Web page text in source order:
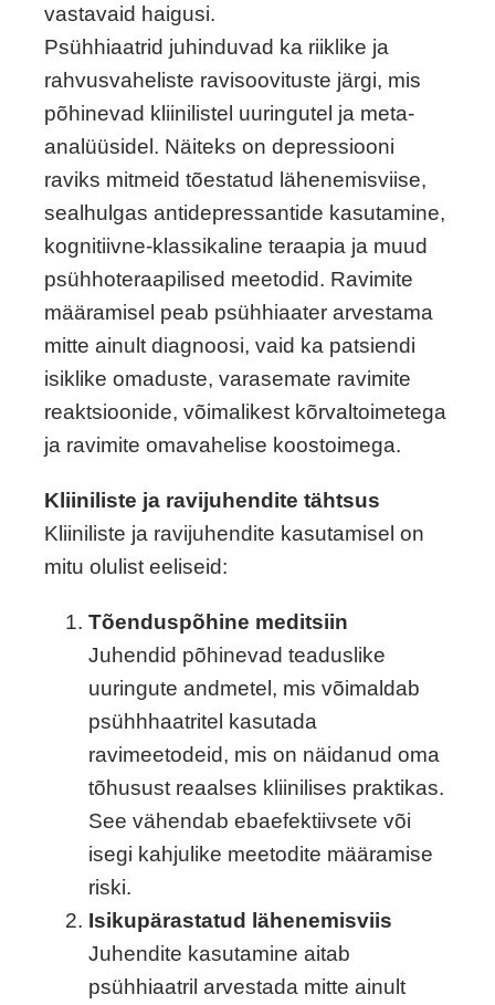
vastavaid haigusi.
Psühhiaatrid juhinduvad ka riiklike ja
rahvusvaheliste ravisoovituste järgi, mis
põhinevad kliinilistel uuringutel ja meta-
analüüsidel. Näiteks on depressiooni
raviks mitmeid tõestatud lähenemisviise,
sealhulgas antidepressantide kasutamine,
kognitiivne-klassikaline teraapia ja muud
psühhoteraapilised meetodid. Ravimite
määramisel peab psühhiaater arvestama
mitte ainult diagnoosi, vaid ka patsiendi
isiklike omaduste, varasemate ravimite
reaktsioonide, võimalikest kõrvaltoimetega
ja ravimite omavahelise koostoimega.
Kliiniliste ja ravijuhendite tähtsus
Kliiniliste ja ravijuhendite kasutamisel on
mitu olulist eeliseid:
Tõenduspõhine meditsiin
Juhendid põhinevad teaduslike
uuringute andmetel, mis võimaldab
psühhhaatritel kasutada
ravimeetodeid, mis on näidanud oma
tõhusust reaalses kliinilises praktikas.
See vähendab ebaefektiivsete või
isegi kahjulike meetodite määramise
riski.
Isikupärastatud lähenemisviis
Juhendite kasutamine aitab
psühhiaatril arvestada mitte ainult